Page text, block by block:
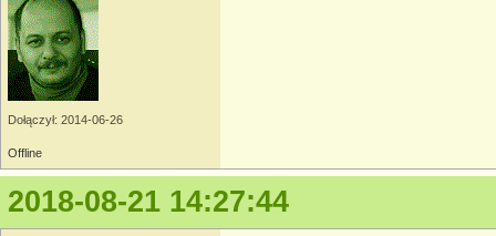
Dołączył: 2014-06-26
Offline
2018-08-21 14:27:44